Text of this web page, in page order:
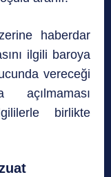
haberdar
ilgili baroya
vereceği
açılmaması
birlikte